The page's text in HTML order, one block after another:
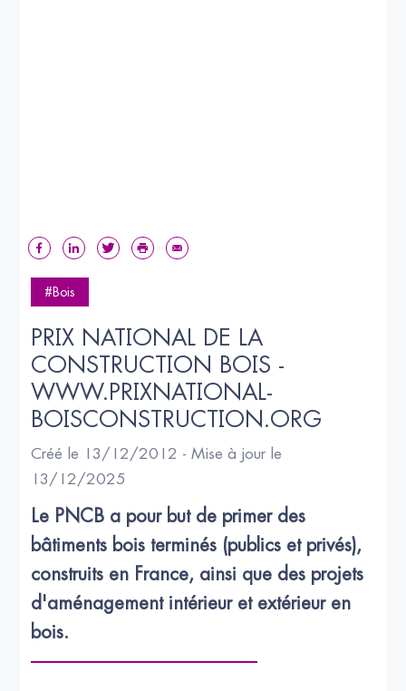
#Bois
PRIX NATIONAL DE LA
CONSTRUCTION BOIS -
WWW.PRIXNATIONAL-
BOISCONSTRUCTION.ORG
Créé le 13/12/2012 - Mise à jour le
13/12/2025
Le PNCB a pour but de primer des
bâtiments bois terminés (publics et privés),
construits en France, ainsi que des projets
d'aménagement intérieur et extérieur en
bois.